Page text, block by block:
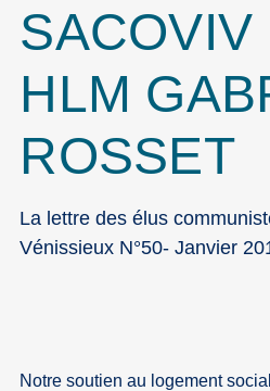
SACOVIV
HLM
ROSSET
La lettre des élus
Vénissieux N°50- Janvier
Notre soutien au logement